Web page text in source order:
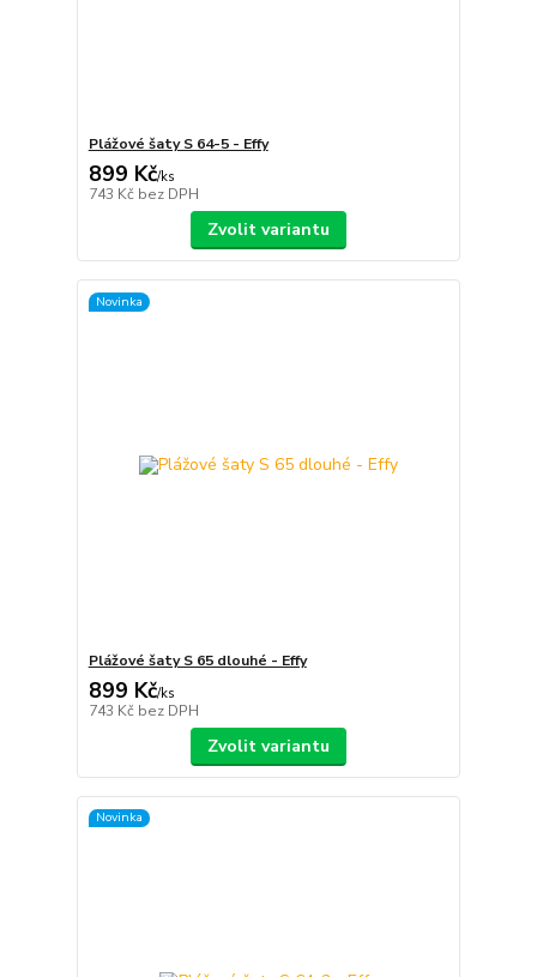
Plážové šaty S 64-5 - Effy
899 Kč/ks
743 Kč bez DPH
Zvolit variantu
Novinka
Plážové šaty S 65 dlouhé - Effy
899 Kč/ks
743 Kč bez DPH
Zvolit variantu
Novinka